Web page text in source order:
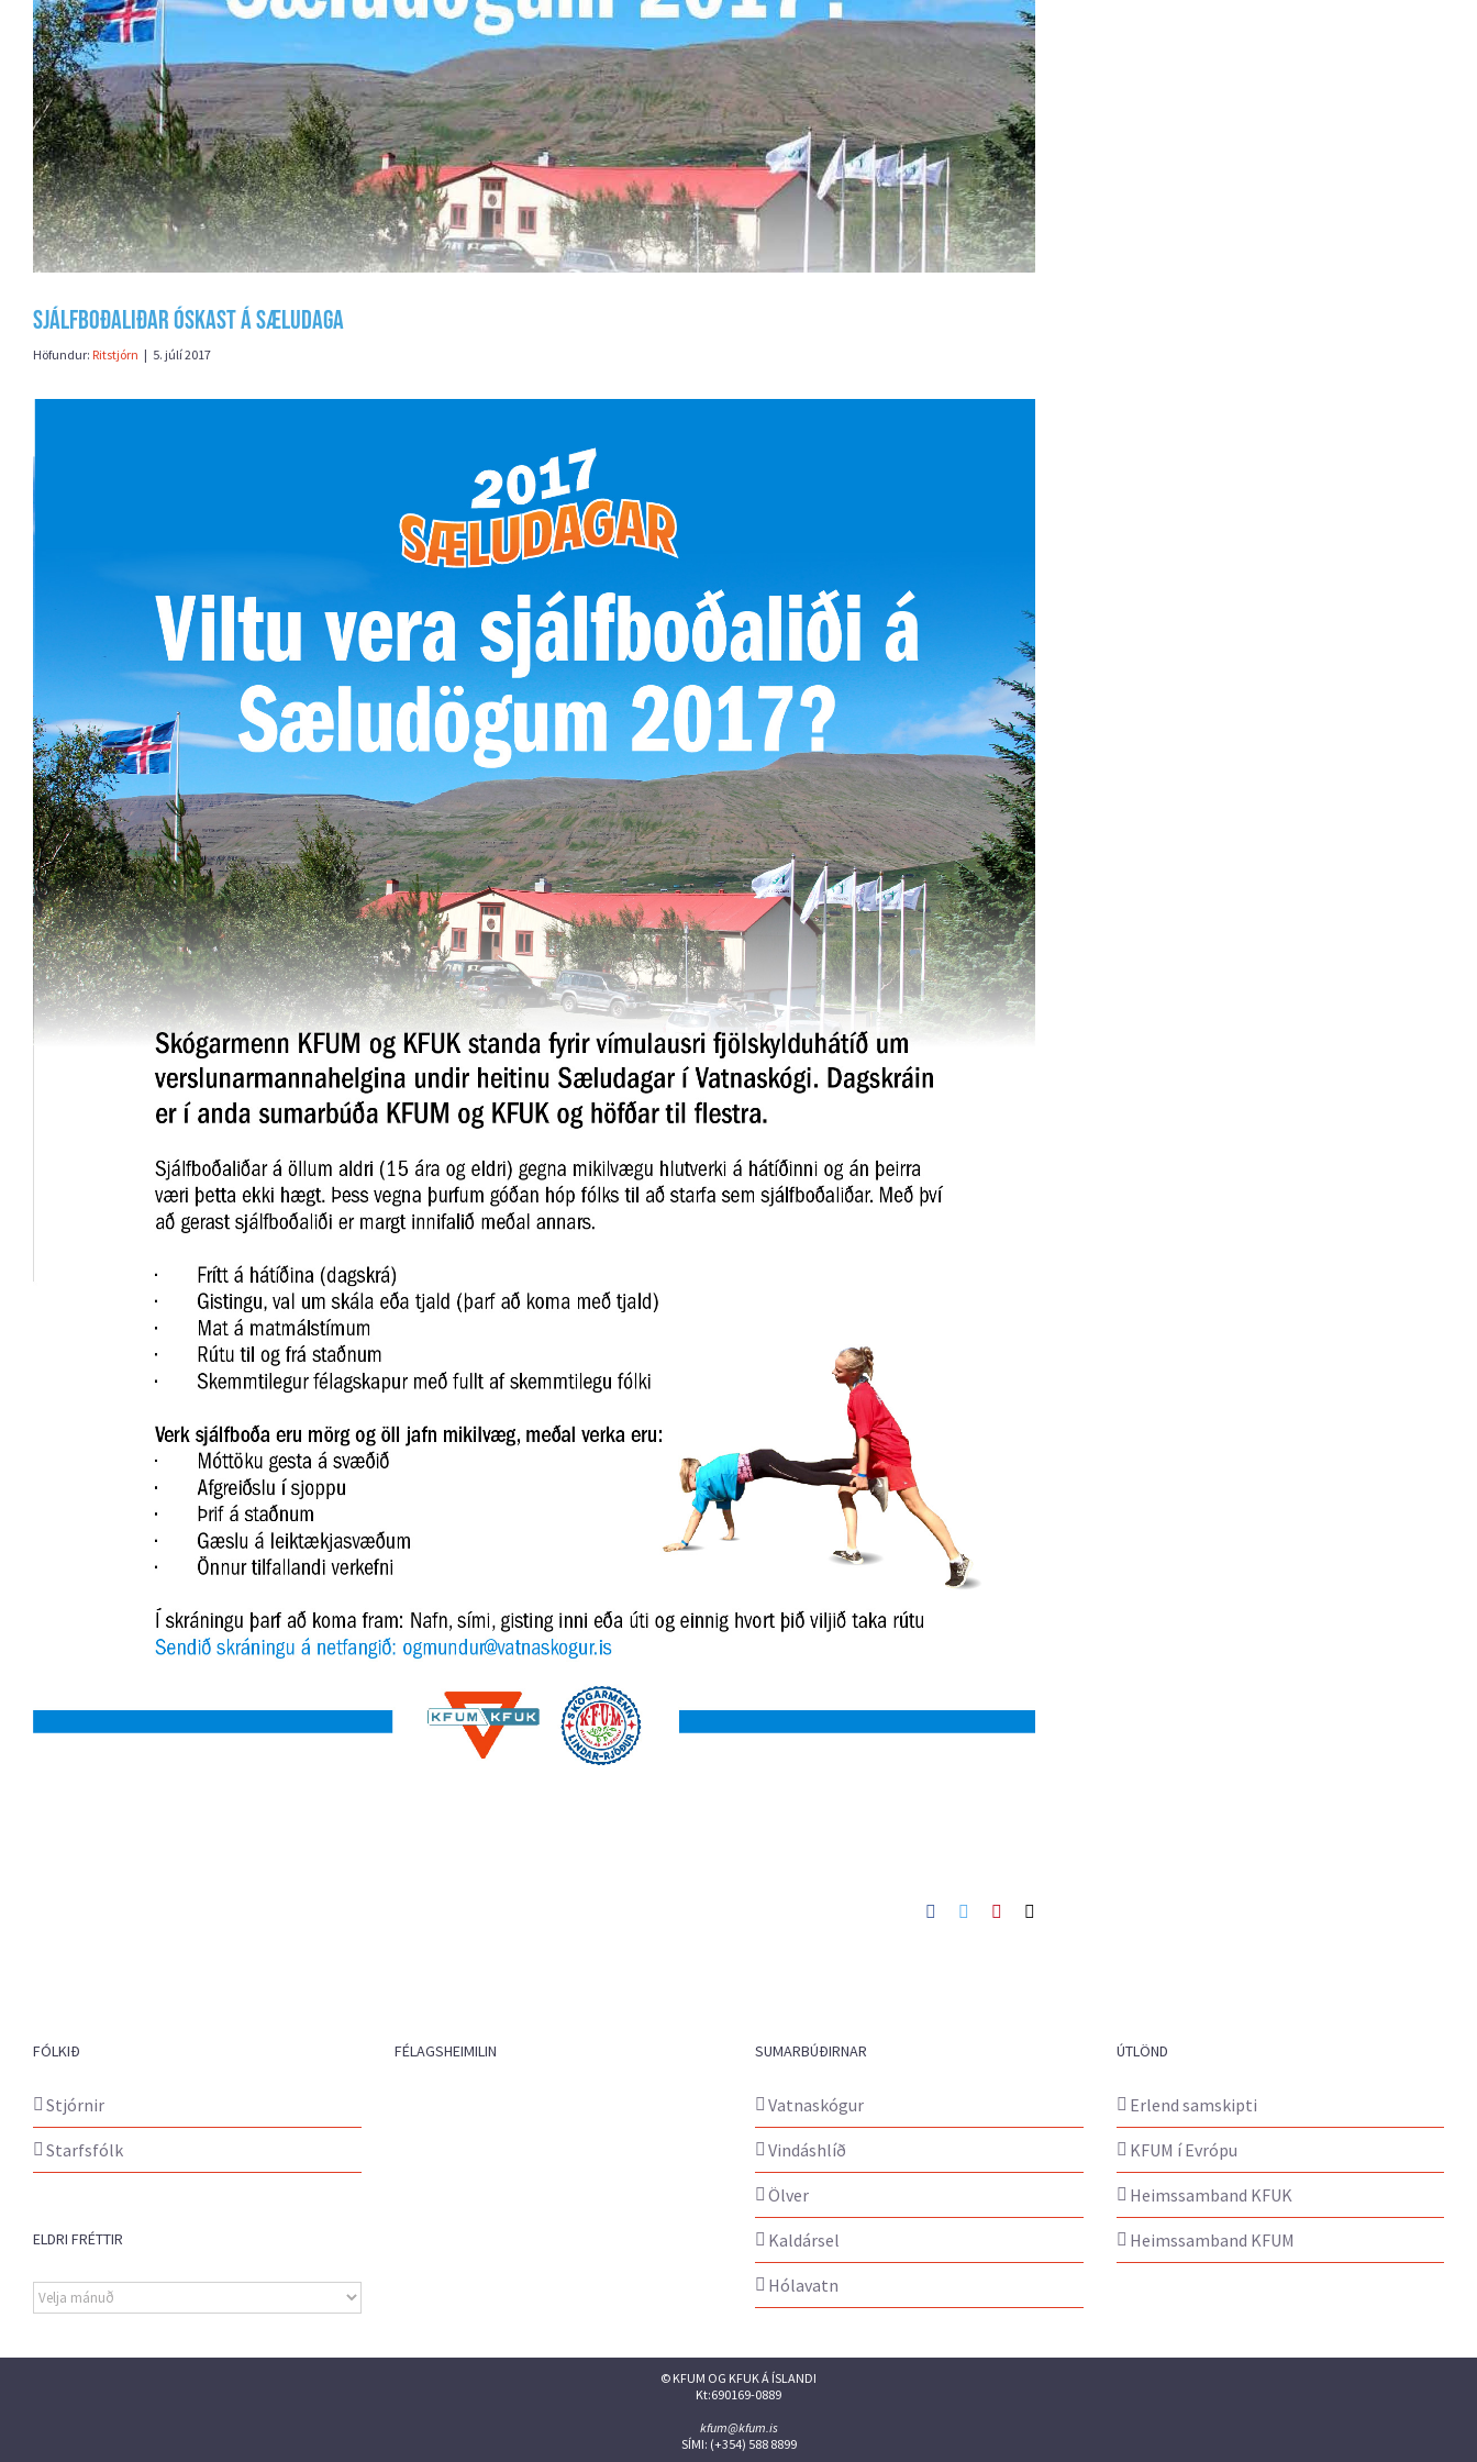
Sjálfboðaliðar óskast á Sæludaga
Höfundur: Ritstjórn | 5. júlí 2017
Facebook
TwitterPinterest
FÓLKIÐ
Stjórnir
Starfsfólk
ELDRI FRÉTTIR
Eldri
fréttir
FÉLAGSHEIMILIN SUMARBÚÐIRNAR
Vatnaskógur
Vindáshlíð
Ölver
Kaldársel
Hólavatn
ÚTLÖND
Erlend samskipti
KFUM í Evrópu
Heimssamband KFUK
Heimssamband KFUM
© KFUM OG KFUK Á ÍSLANDI
Kt:690169-0889
kfum@kfum.is
SÍMI: (+354) 588 8899